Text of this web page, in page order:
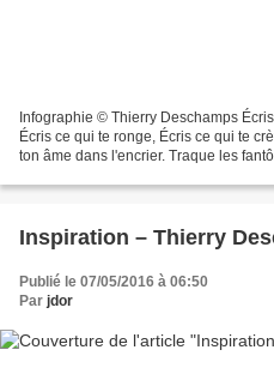
Infographie © Thierry Deschamps
Écris ce qui te ronge, Écris ce qui te
ton âme dans l'encrier. Traque les
Inspiration – Thierry
Publié le 07/05/2016 à 06:50
Par jdor